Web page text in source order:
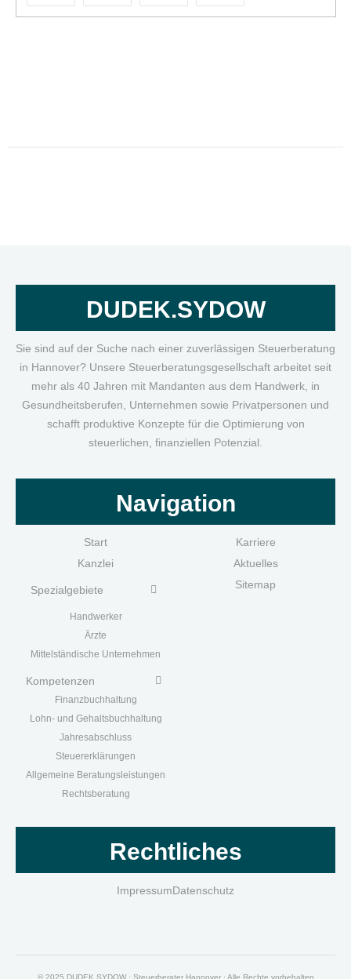
DUDEK.SYDOW
Sie sind auf der Suche nach einer zuverlässigen Steuerberatung
in Hannover? Unsere Steuerberatungsgesellschaft arbeitet seit
mehr als 40 Jahren mit Mandanten aus dem Handwerk, in
Gesundheitsberufen, Unternehmen sowie Privatpersonen und
schafft produktive Konzepte für die Optimierung von
steuerlichen, finanziellen Potenzial.
Navigation
Start
Kanzlei
Spezialgebiete
Handwerker
Ärzte
Mittelständische Unternehmen
Kompetenzen
Finanzbuchhaltung
Lohn- und Gehaltsbuchhaltung
Jahresabschluss
Steuererklärungen
Allgemeine Beratungsleistungen
Rechtsberatung
Karriere
Aktuelles
Sitemap
Rechtliches
ImpressumDatenschutz
© 2025 DUDEK.SYDOW · Steuerberater Hannover · Alle Rechte vorbehalten